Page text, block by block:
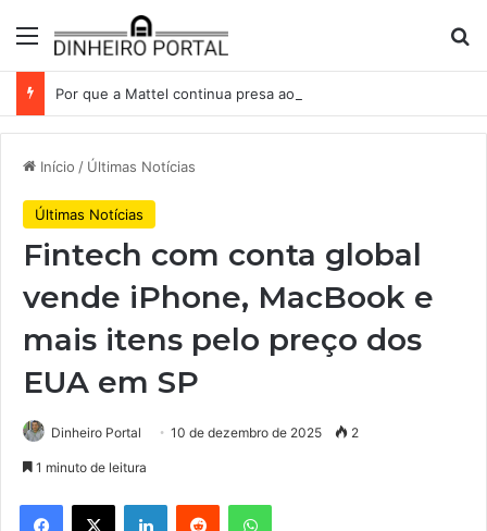
Menu
Início / Últimas Notícias
Últimas Notícias
Fintech com conta global
vende iPhone, MacBook e
mais itens pelo preço dos
EUA em SP
Dinheiro Portal 10 de dezembro de 2025 2
1 minuto de leitura
Facebook
X LinkedinReddit WhatsApp